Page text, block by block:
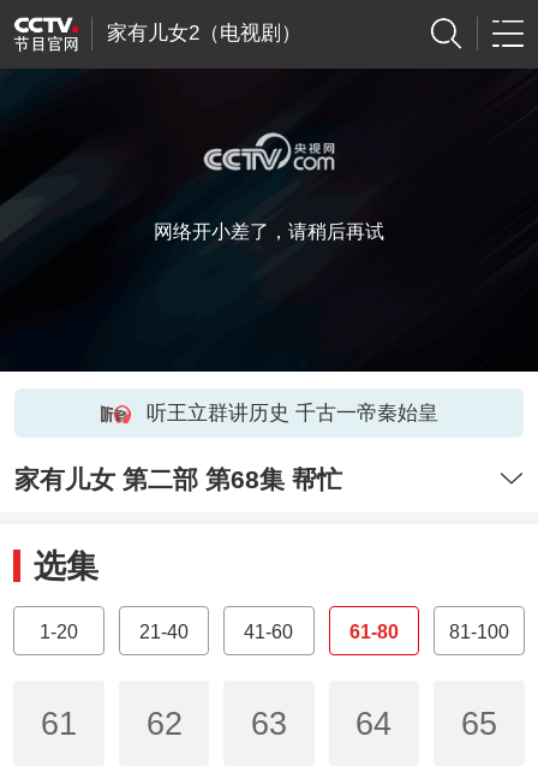
家有儿女2（电视剧）
网络开小差了，请稍后再试
听王立群讲历史 千古一帝秦始皇
家有儿女 第二部 第68集 帮忙
选集
1-20 21-40 41-60 61-80 81-100
61 62 63 64 65